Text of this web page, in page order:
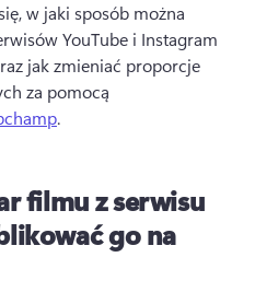
w jaki sposób można
YouTube i Instagram
jak zmieniać proporcje
za pomocą
.
filmu z serwisu
go na